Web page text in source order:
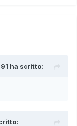
ha scritto: